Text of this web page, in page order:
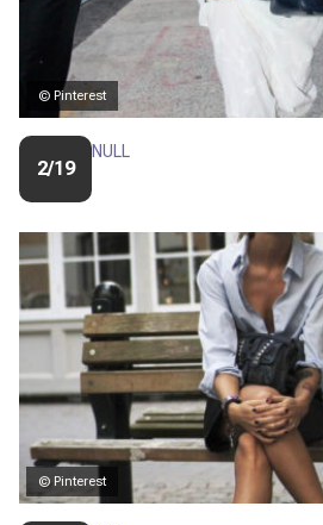
© Pinterest
2/19
NULL
© Pinterest